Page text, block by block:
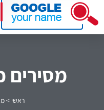
מסירים
ראשי >